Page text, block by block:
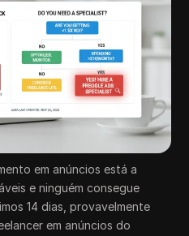
em anúncios está a
e ninguém consegue
14 dias, provavelmente
em anúncios do